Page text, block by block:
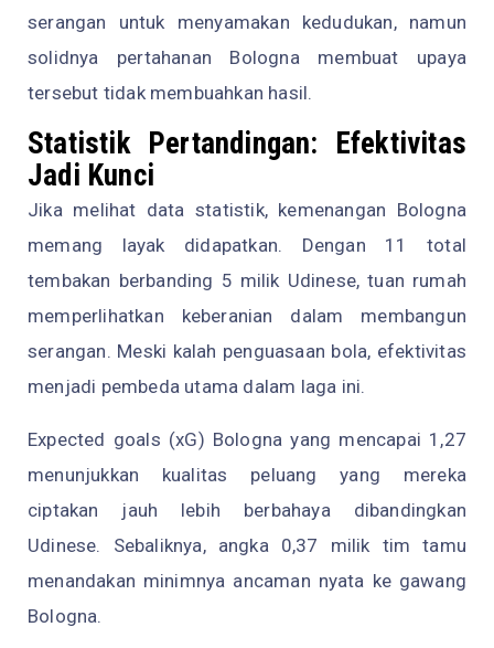
serangan untuk menyamakan kedudukan, namun
solidnya pertahanan Bologna membuat upaya
tersebut tidak membuahkan hasil.
Statistik Pertandingan: Efektivitas
Jadi Kunci
Jika melihat data statistik, kemenangan Bologna
memang layak didapatkan. Dengan 11 total
tembakan berbanding 5 milik Udinese, tuan rumah
memperlihatkan keberanian dalam membangun
serangan. Meski kalah penguasaan bola, efektivitas
menjadi pembeda utama dalam laga ini.
Expected goals (xG) Bologna yang mencapai 1,27
menunjukkan kualitas peluang yang mereka
ciptakan jauh lebih berbahaya dibandingkan
Udinese. Sebaliknya, angka 0,37 milik tim tamu
menandakan minimnya ancaman nyata ke gawang
Bologna.